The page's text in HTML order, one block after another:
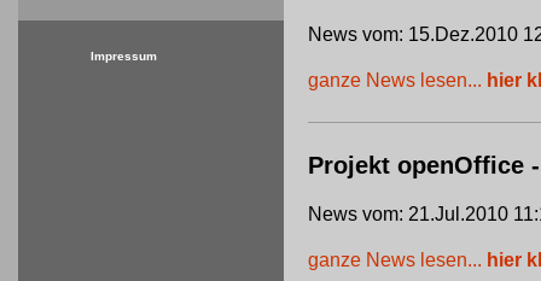
News vom: 15.Dez.2010
ganze News lesen... hier
Projekt openOffice
News vom: 21.Jul.2010
ganze News lesen... hier
Impressum